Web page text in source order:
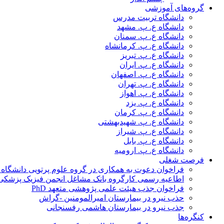
گروه‌های آموزشی
دانشگاه تربیت مدرس
دانشگاه ع. پ. مشهد
دانشگاه ع. پ. سمنان
دانشگاه ع. پ. کرمانشاه
دانشگاه ع. پ. تبریز
دانشگاه ع. پ. ایران
دانشگاه ع. پ. اصفهان
دانشگاه ع. پ. تهران
دانشگاه ع. پ. اهواز
دانشگاه ع. پ. یزد
دانشگاه ع. پ. کرمان
دانشگاه ع. پ. شهید‌بهشتی
دانشگاه ع. پ. شیراز
دانشگاه ع. پ. بابل
دانشگاه ع. پ. ارومیه
فرصت شغلی
فراخوان دعوت به همکاری در گروه علوم پرتویی دانشگاه
اطاعیه رسمی کارگروه بانک مشاغل انجمن فیزیک
فراخوان جذب هیئت علمی پژوهشی متعهد PhD
حذب نیرو در بیمارستان امیرالمومنین -گراش
جذب نیرو در بیمارستان هاشمی رفسنجانی
کنگره‌ها